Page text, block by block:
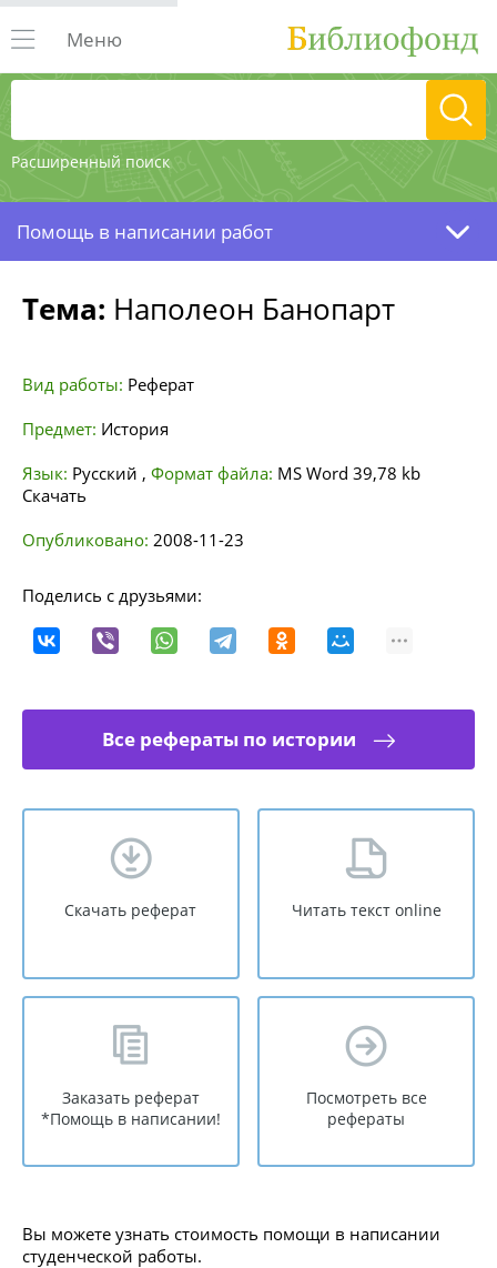
Расширенный поиск
Меню
Помощь в написании работ
Тема: Наполеон Банопарт
Вид работы: Реферат
Предмет: История
Язык: Русский , Формат файла: MS Word 39,78 kb
Скачать
Опубликовано: 2008-11-23
Поделись с друзьями:
Все рефераты по истории
Скачать реферат Читать текст online
Заказать реферат
*Помощь в написании!
Посмотреть все
рефераты
Вы можете узнать стоимость помощи в написании
студенческой работы.